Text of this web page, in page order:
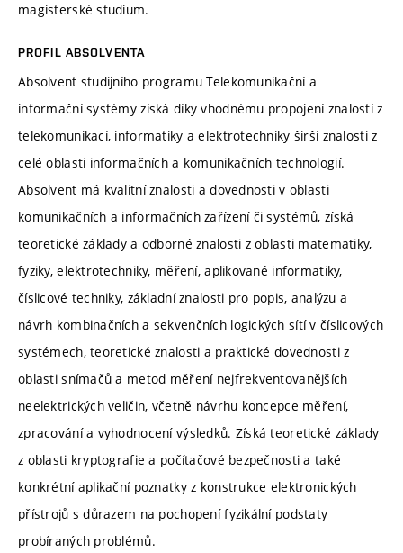
magisterské studium.
PROFIL ABSOLVENTA
Absolvent studijního programu Telekomunikační a
informační systémy získá díky vhodnému propojení znalostí z
telekomunikací, informatiky a elektrotechniky širší znalosti z
celé oblasti informačních a komunikačních technologií.
Absolvent má kvalitní znalosti a dovednosti v oblasti
komunikačních a informačních zařízení či systémů, získá
teoretické základy a odborné znalosti z oblasti matematiky,
fyziky, elektrotechniky, měření, aplikované informatiky,
číslicové techniky, základní znalosti pro popis, analýzu a
návrh kombinačních a sekvenčních logických sítí v číslicových
systémech, teoretické znalosti a praktické dovednosti z
oblasti snímačů a metod měření nejfrekventovanějších
neelektrických veličin, včetně návrhu koncepce měření,
zpracování a vyhodnocení výsledků. Získá teoretické základy
z oblasti kryptografie a počítačové bezpečnosti a také
konkrétní aplikační poznatky z konstrukce elektronických
přístrojů s důrazem na pochopení fyzikální podstaty
probíraných problémů.